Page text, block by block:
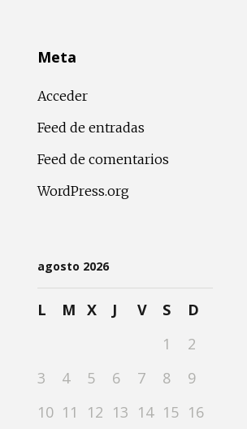
Meta
Acceder
Feed de entradas
Feed de comentarios
WordPress.org
agosto 2026
L M X J V S
D
1
2
3
4 5 6 7 8
9
10 11 12 13 14 15 16